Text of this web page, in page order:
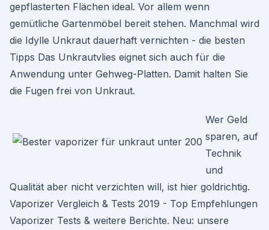
gepflasterten Flächen ideal. Vor allem wenn
gemütliche Gartenmöbel bereit stehen. Manchmal wird
die Idylle Unkraut dauerhaft vernichten - die besten
Tipps Das Unkrautvlies eignet sich auch für die
Anwendung unter Gehweg-Platten. Damit halten Sie
die Fugen frei von Unkraut.
Wer Geld
sparen, auf
Technik
und
Qualität aber nicht verzichten will, ist hier goldrichtig.
Vaporizer Vergleich & Tests 2019 - Top Empfehlungen
Vaporizer Tests & weitere Berichte. Neu: unsere